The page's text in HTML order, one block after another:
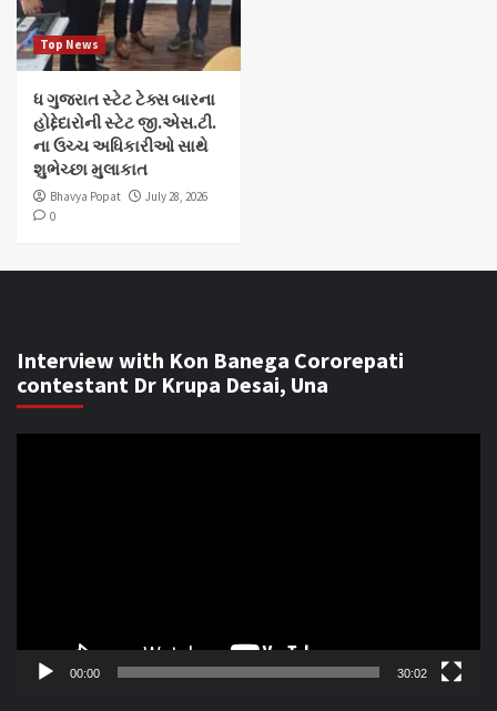
Top News
ધ ગુજરાત સ્ટેટ ટેક્સ બારના
હોદ્દેદારોની સ્ટેટ જી.એસ.ટી.
ના ઉચ્ચ અધિકારીઓ સાથે
શુભેચ્છા મુલાકાત
Bhavya Popat
July 28, 2026
0
Interview with Kon Banega Cororepati
contestant Dr Krupa Desai, Una
00:00 30:02